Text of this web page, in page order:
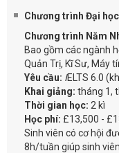
Chương trình Đại
Chương trình Năm
Bao gồm các ngành
Quản Trị, Kĩ Sư, Máy
Yêu cầu: IELTS 6.0
Khai giảng: tháng 1,
Thời gian học: 2 kì
Học phí: £13,500 -
Sinh viên có cơ hội
8h/tuần giúp sinh